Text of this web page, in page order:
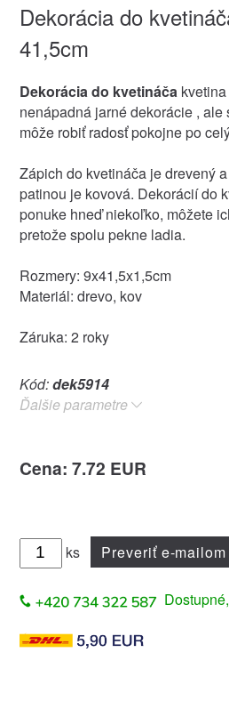
Dekorácia do
41,5cm
Dekorácia do kvetináča
nenápadná jarné dekorácie ,
môže robiť radosť pokojne po
Zápich do kvetináča je drevený
patinou je kovová. Dekorácií do
ponuke hneď niekoľko, môžete
pretože spolu pekne ladia.
Rozmery: 9x41,5x1,5cm
Materiál: drevo, kov
Záruka: 2 roky
Kód:dek5914
Ďalšie parametre
Cena: 7.72 EUR
ks Preveriť e-mailom